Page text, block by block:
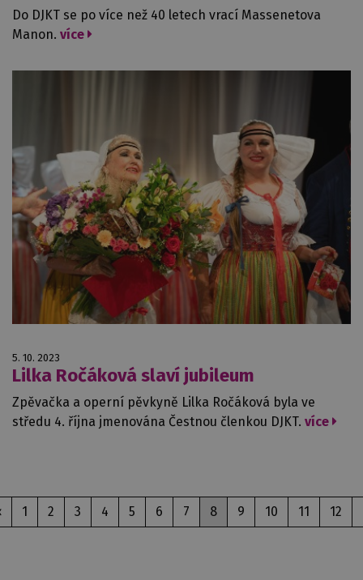
Do DJKT se po více než 40 letech vrací Massenetova
Manon. více
5. 10. 2023
Lilka Ročáková slaví jubileum
Zpěvačka a operní pěvkyně Lilka Ročáková byla ve
středu 4. října jmenována Čestnou členkou DJKT. více
1 2 3 4 5 6 7 8 9 10 11 12